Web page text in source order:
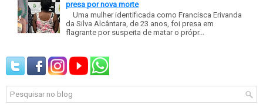
presa por nova morte
Uma mulher identificada como Francisca Erivanda
da Silva Alcântara, de 23 anos, foi presa em
flagrante por suspeita de matar o própr...